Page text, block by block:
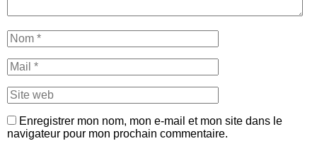
Enregistrer mon nom, mon e-mail et mon site dans le
navigateur pour mon prochain commentaire.